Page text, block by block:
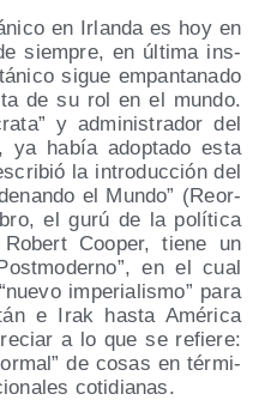
en Irlan­da es hoy en
siem­pre, en últi­ma ins­
sigue empan­ta­na­do
de su rol en el mun­do.
y admi­nis­tra­dor del
ya había adop­ta­do esta
la intro­duc­ción del
el Mun­do” (Reor­
el gurú de la polí­ti­ca
Cooper, tie­ne un
en el cual
impe­ria­lis­mo” para
e Irak has­ta Amé­ri­ca
a lo que se refie­re:
de cosas en tér­mi­
cotidianas.